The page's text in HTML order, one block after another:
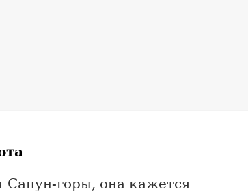
Сапун-горы, она кажется